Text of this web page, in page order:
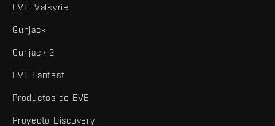
EVE: Valkyrie
Gunjack
Gunjack 2
EVE Fanfest
Productos de EVE
Proyecto Discovery